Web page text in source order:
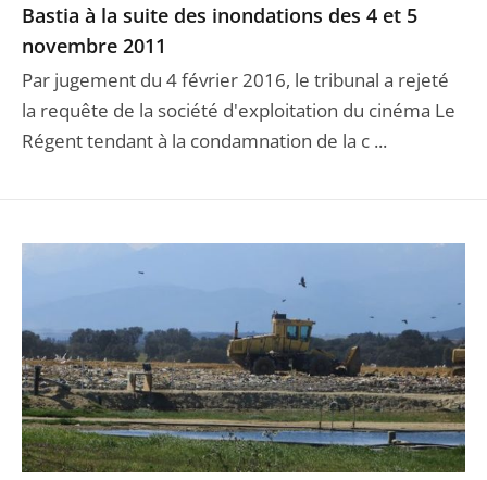
Bastia à la suite des inondations des 4 et 5
novembre 2011
Par jugement du 4 février 2016, le tribunal a rejeté
la requête de la société d'exploitation du cinéma Le
Régent tendant à la condamnation de la c ...